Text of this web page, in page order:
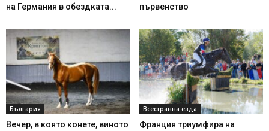
на Германия в обездката...
първенство
България
Вечер, в която конете, виното
Всестранна езда
Франция триумфира на